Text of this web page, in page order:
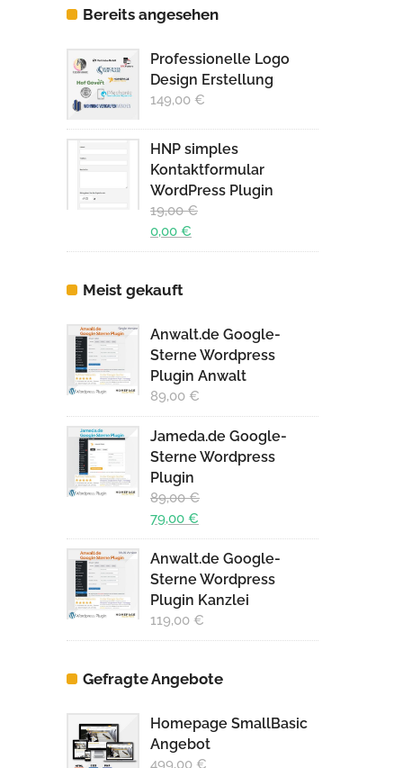
Bereits angesehen
Professionelle Logo
Design Erstellung
149,00 €
HNP simples
Kontaktformular
WordPress Plugin
19,00€
Ursprünglicher
Preis
19,00 €
0,00 €
Aktueller
ist:
Meist gekauft
Anwalt.de Google-
Sterne Wordpress
Plugin Anwalt
89,00 €
Jameda.de Google-
Sterne Wordpress
Plugin
89,00€
Ursprünglicher
Preis
war:
89,00 €
79,00 €
Aktueller
Preis
ist:
79,00 €.
Anwalt.de Google-
Sterne Wordpress
Plugin Kanzlei
119,00 €
Gefragte Angebote
Homepage SmallBasic
Angebot
499,00 €